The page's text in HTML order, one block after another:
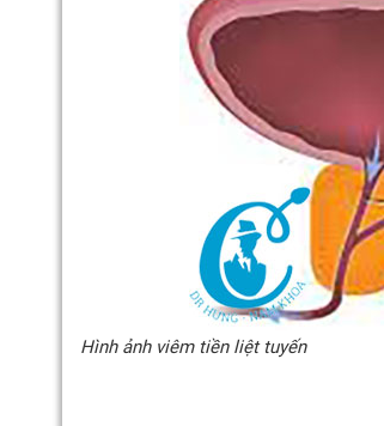
Hình ảnh viêm tiền liệt tuyến